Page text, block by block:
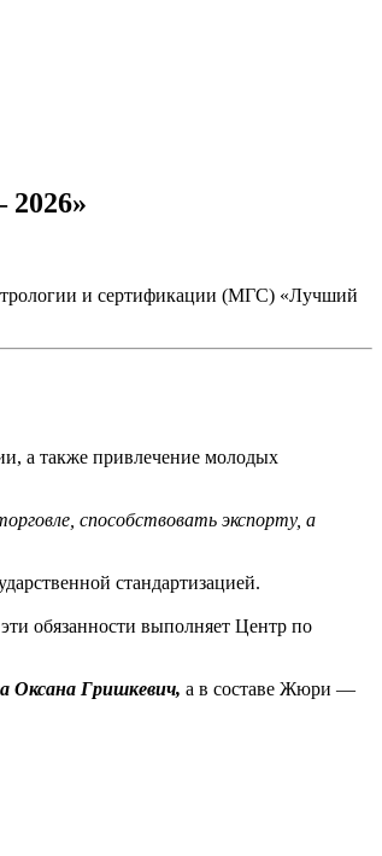
и сертификации (МГС) «Лучший
а также привлечение молодых
способствовать экспорту, а
стандартизацией.
обязанности выполняет Центр по
Оксана Гришкевич, а в составе Жюри —